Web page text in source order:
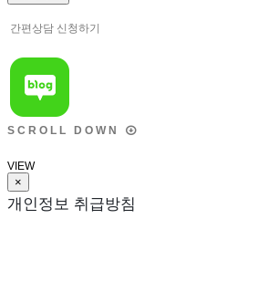
간편상담 신청하기
S C R O L L D O W N
VIEW
×
개인정보 취급방침